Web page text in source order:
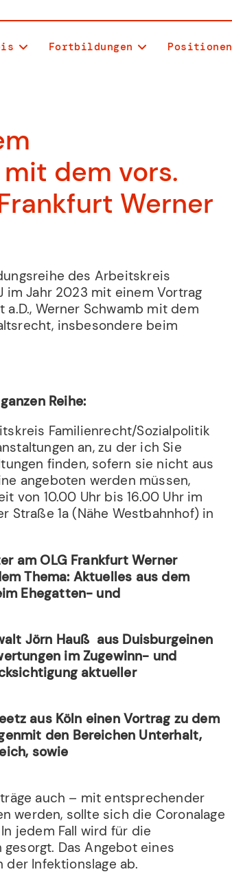
Fortbildungen Positionen
dem vors.
Werner
des Arbeitskreis
im Jahr 2023 mit einem Vortrag
a.D., Werner Schwamb mit dem
insbesondere beim
Reihe:
Familienrecht/Sozialpolitik
an, zu der ich Sie
finden, sofern sie nicht aus
angeboten werden müssen,
von 10.00 Uhr bis 16.00 Uhr im
Straße 1a (Nähe Westbahnhof) in
am OLG Frankfurt Werner
Thema: Aktuelles aus dem
Ehegatten- und
Jörn Hauß aus Duisburgeinen
im Zugewinn- und
aktueller
aus Köln einen Vortrag zu dem
den Bereichen Unterhalt,
sowie
auch – mit entsprechender
werden, sollte sich die Coronalage
jedem Fall wird für die
Das Angebot eines
Infektionslage ab.